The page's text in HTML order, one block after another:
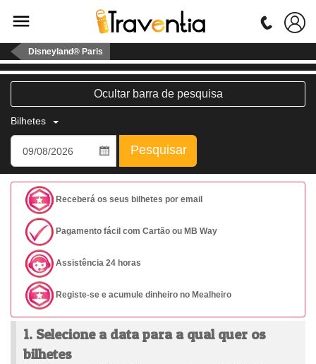
Disneyland® Paris
Ocultar barra de pesquisa
Bilhetes
Pesquisar
Receberá os seus bilhetes por email
Pagamento fácil com Cartão ou MB Way
Assistência 24 horas
Registe-se e acumule dinheiro no Mealheiro
1. Selecione a data para a qual quer os
bilhetes